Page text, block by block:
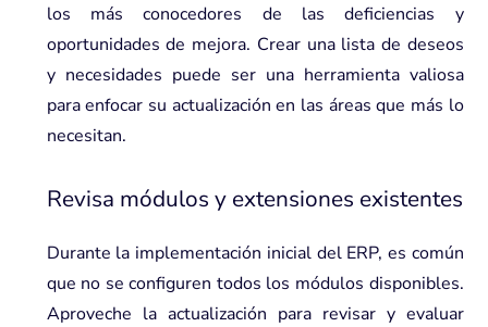
los más conocedores de las deficiencias y
oportunidades de mejora. Crear una lista de deseos
y necesidades puede ser una herramienta valiosa
para enfocar su actualización en las áreas que más lo
necesitan.
Revisa módulos y extensiones existentes
Durante la implementación inicial del ERP, es común
que no se configuren todos los módulos disponibles.
Aproveche la actualización para revisar y evaluar